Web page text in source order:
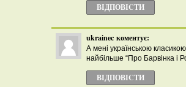
ВІДПОВІCТИ
ukrainec коментує:
А мені українською
найбільше “Про Барвінка і
ВІДПОВІCТИ